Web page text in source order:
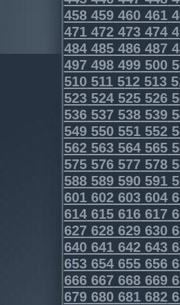
458459460461
471472473474
484485486487
497498499500
510511512513
523524525526
536537538539
549550551552
562563564565
575576577578
588589590591
601602603604
614615616617
627628629630
640641642643
653654655656
666667668669
679680681682